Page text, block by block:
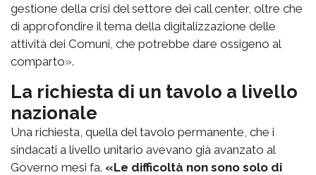
gestione della crisi del settore dei call center, oltre che
di approfondire il tema della digitalizzazione delle
attività dei Comuni, che potrebbe dare ossigeno al
comparto».
La richiesta di un tavolo a livello
nazionale
Una richiesta, quella del tavolo permanente, che i
sindacati a livello unitario avevano già avanzato al
Governo mesi fa. «Le difficoltà non sono solo di